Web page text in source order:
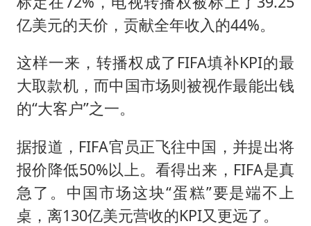
亿美元的天价，贡献全年收入的44%。
这样一来，转播权成了FIFA填补KPI的最
大取款机，而中国市场则被视作最能出钱
的“大客户”之一。
据报道，FIFA官员正飞往中国，并提出将
报价降低50%以上。看得出来，FIFA是真
急了。中国市场这块“蛋糕”要是端不上
桌，离130亿美元营收的KPI又更远了。